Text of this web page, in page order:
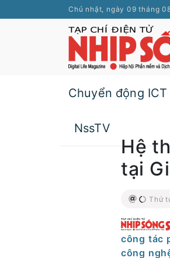
Chủ nhật, ngày 09 tháng
Chuyển động ICT
NssTV
Hệ
tại
Thứ
công tác
công